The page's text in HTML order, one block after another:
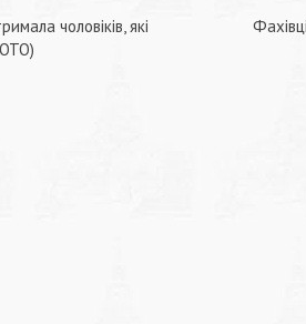
чоловіків, які